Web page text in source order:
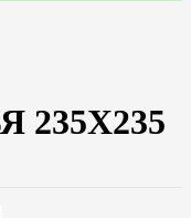
235Х235